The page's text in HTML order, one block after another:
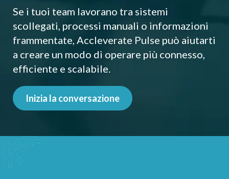
Se i tuoi team lavorano tra sistemi
scollegati, processi manuali o informazioni
frammentate, Accleverate Pulse può aiutarti
a creare un modo di operare più connesso,
efficiente e scalabile.
Inizia la conversazione